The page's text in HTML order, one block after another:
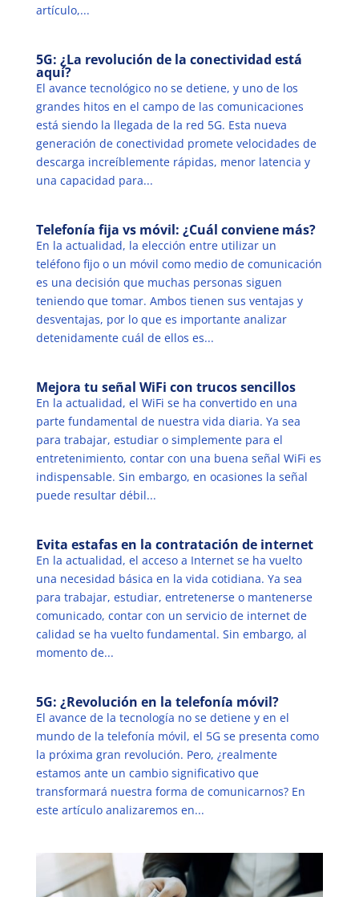
artículo,...
5G: ¿La revolución de la conectividad está
aquí?
El avance tecnológico no se detiene, y uno de los
grandes hitos en el campo de las comunicaciones
está siendo la llegada de la red 5G. Esta nueva
generación de conectividad promete velocidades de
descarga increíblemente rápidas, menor latencia y
una capacidad para...
Telefonía fija vs móvil: ¿Cuál conviene más?
En la actualidad, la elección entre utilizar un
teléfono fijo o un móvil como medio de comunicación
es una decisión que muchas personas siguen
teniendo que tomar. Ambos tienen sus ventajas y
desventajas, por lo que es importante analizar
detenidamente cuál de ellos es...
Mejora tu señal WiFi con trucos sencillos
En la actualidad, el WiFi se ha convertido en una
parte fundamental de nuestra vida diaria. Ya sea
para trabajar, estudiar o simplemente para el
entretenimiento, contar con una buena señal WiFi es
indispensable. Sin embargo, en ocasiones la señal
puede resultar débil...
Evita estafas en la contratación de internet
En la actualidad, el acceso a Internet se ha vuelto
una necesidad básica en la vida cotidiana. Ya sea
para trabajar, estudiar, entretenerse o mantenerse
comunicado, contar con un servicio de internet de
calidad se ha vuelto fundamental. Sin embargo, al
momento de...
5G: ¿Revolución en la telefonía móvil?
El avance de la tecnología no se detiene y en el
mundo de la telefonía móvil, el 5G se presenta como
la próxima gran revolución. Pero, ¿realmente
estamos ante un cambio significativo que
transformará nuestra forma de comunicarnos? En
este artículo analizaremos en...